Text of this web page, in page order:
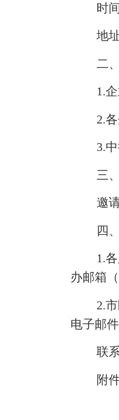
时
地
二
1.
2.
3.
三
邀
四
1.
办邮箱（
2.
电子邮
联
附